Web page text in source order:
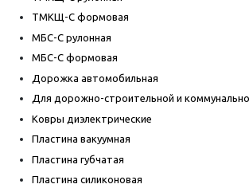
ТМКЩ-С формовая
МБС-С рулонная
МБС-С формовая
Дорожка автомобильная
Для дорожно-строительной и
Ковры диэлектрические
Пластина вакуумная
Пластина губчатая
Пластина силиконовая